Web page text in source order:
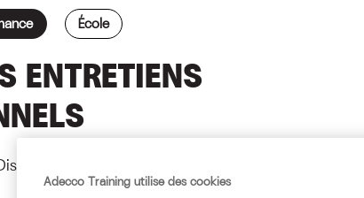
École
ENTRETIENS
Adecco Training utilise des cookies